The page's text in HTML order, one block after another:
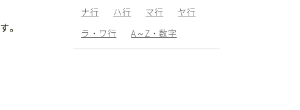
。
ナ行
ハ行 マ行
ヤ行
ラ・ワ行
A～Z・数字